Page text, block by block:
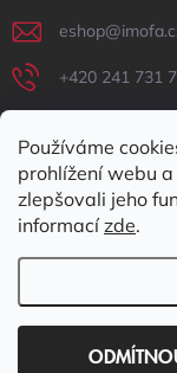
Používáme
prohlížení webu
zlepšovali jeho
informacízde.
eshop@
+420 241 731
IMOFA
imofa_s.r.o
Copyright 2026